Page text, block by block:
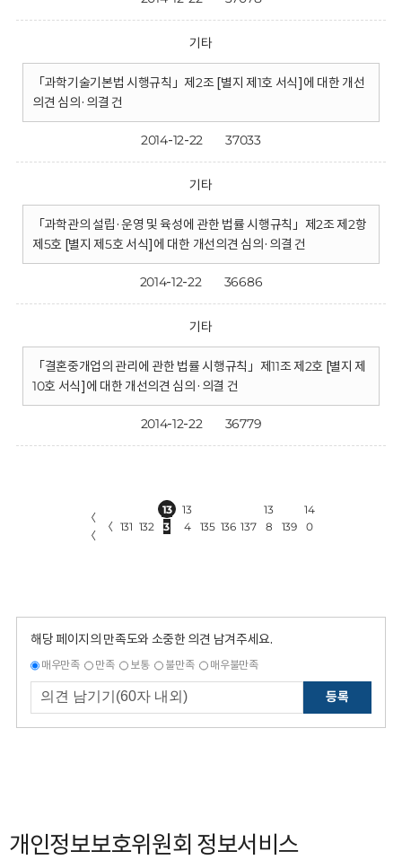
기타
「과학기술기본법 시행규칙」제2조 [별지 제1호 서식]에 대한 개선
의견 심의·의결 건
2014-12-22 37033
기타
「과학관의 설립·운영 및 육성에 관한 법률 시행규칙」제2조 제2항
제5호 [별지 제5호 서식]에 대한 개선의견 심의·의결 건
2014-12-22 36686
기타
「결혼중개업의 관리에 관한 법률 시행규칙」제11조 제2호 [별지 제
10호 서식]에 대한 개선의견 심의·의결 건
2014-12-22 36779
〈
〈
〈 131 132
13
3
13
4
135 136 137
13
8
139
14
0
해당 페이지의 만족도와 소중한 의견 남겨주세요.
매우만족 만족 보통 불만족 매우불만족
등록
개인정보보호위원회 정보서비스